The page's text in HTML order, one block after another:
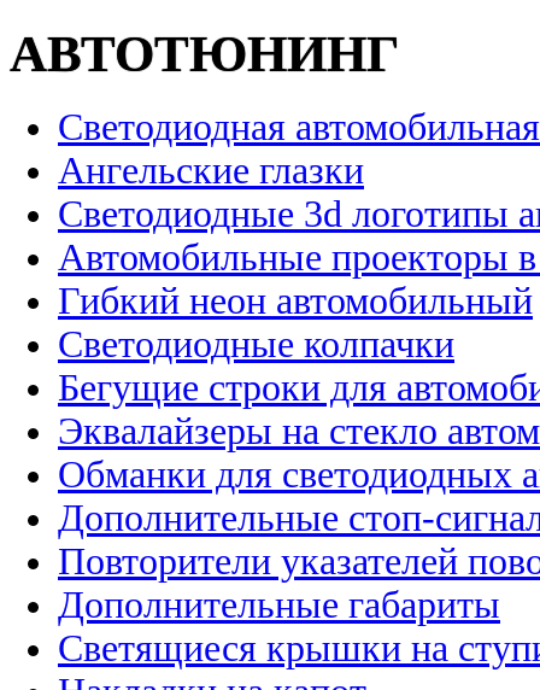
АВТОТЮНИНГ
Светодиодная
Ангельские глазки
Светодиодные 3d логотипы
Автомобильные проекторы
Гибкий неон автомобильный
Светодиодные колпачки
Бегущие строки для
Эквалайзеры на стекло
Обманки для светодиодных
Дополнительные стоп-
Повторители указателей
Дополнительные габариты
Светящиеся крышки на